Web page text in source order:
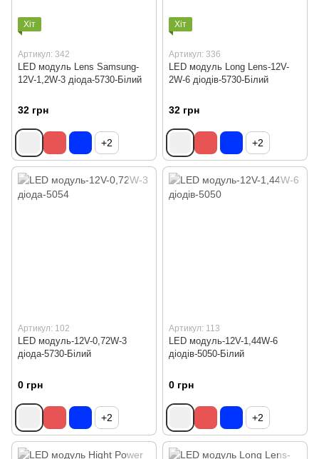
Хіт
Артикул: 342
LED модуль Lens Samsung-
12V-1,2W-3 діода-5730-Білий
32 грн
+2
Хіт
Артикул: 336
LED модуль Long Lens-12V-
2W-6 діодів-5730-Білий
32 грн
+2
Артикул: 102
LED модуль-12V-0,72W-3
діода-5730-Білий
0 грн
+2
Артикул: 113
LED модуль-12V-1,44W-6
діодів-5050-Білий
0 грн
+2